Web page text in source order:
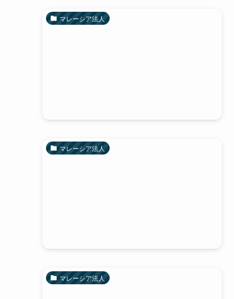
マレーシア法人
マレーシア法人
マレーシア法人